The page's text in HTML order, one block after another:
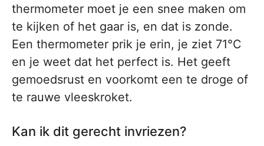
thermometer moet je een snee maken om
te kijken of het gaar is, en dat is zonde.
Een thermometer prik je erin, je ziet 71°C
en je weet dat het perfect is. Het geeft
gemoedsrust en voorkomt een te droge of
te rauwe vleeskroket.
Kan ik dit gerecht invriezen?